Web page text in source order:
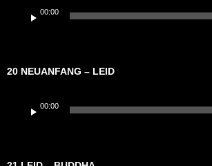
Player
00:00
20 NEUANFANG – LEID
Player
00:00